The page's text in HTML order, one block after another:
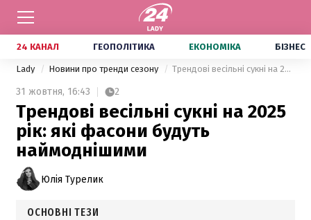
24 КАНАЛ ГЕОПОЛІТИКА ЕКОНОМІКА БІЗНЕС
Lady Новини про тренди сезону Трендові весільні сукні на 2025 рік: які фасони будуть наймоднішими
31 жовтня, 16:43 2
Трендові весільні сукні на 2025
рік: які фасони будуть
наймоднішими
Юлія Турелик
ОСНОВНІ ТЕЗИ